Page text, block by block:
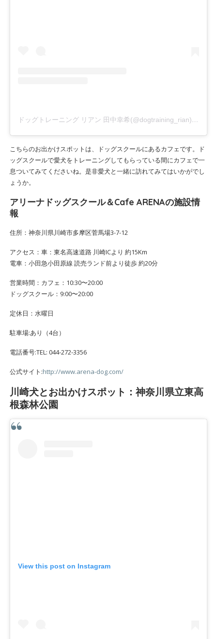
ドッグトレーニング リアン 田中幸希(@dogtraining_rian)がシェアした投稿
こちらのお出かけスポットは、ドッグスクールにあるカフェです。ド
ッグスクールで愛犬をトレーニングしてもらっている間にカフェで一
息ついてみてくださいね。是非愛犬と一緒に訪れてみてはいかがでし
ょうか。
アリーナドッグスクール＆Cafe ARENAの施設情
報
住所：神奈川県川崎市多摩区菅馬場3-7-12
アクセス：車：東名高速道路 川崎ICより 約15Km
電車：小田急小田原線 読売ランド前より徒歩 約20分
営業時間：カフェ：10:30〜20:00
ドッグスクール：9:00〜20:00
定休日：水曜日
駐車場:あり（4台）
電話番号:TEL: 044-272-3356
公式サイト:http://www.arena-dog.com/
川崎犬とお出かけスポット：神奈川県立東高
根森林公園
View this post on Instagram